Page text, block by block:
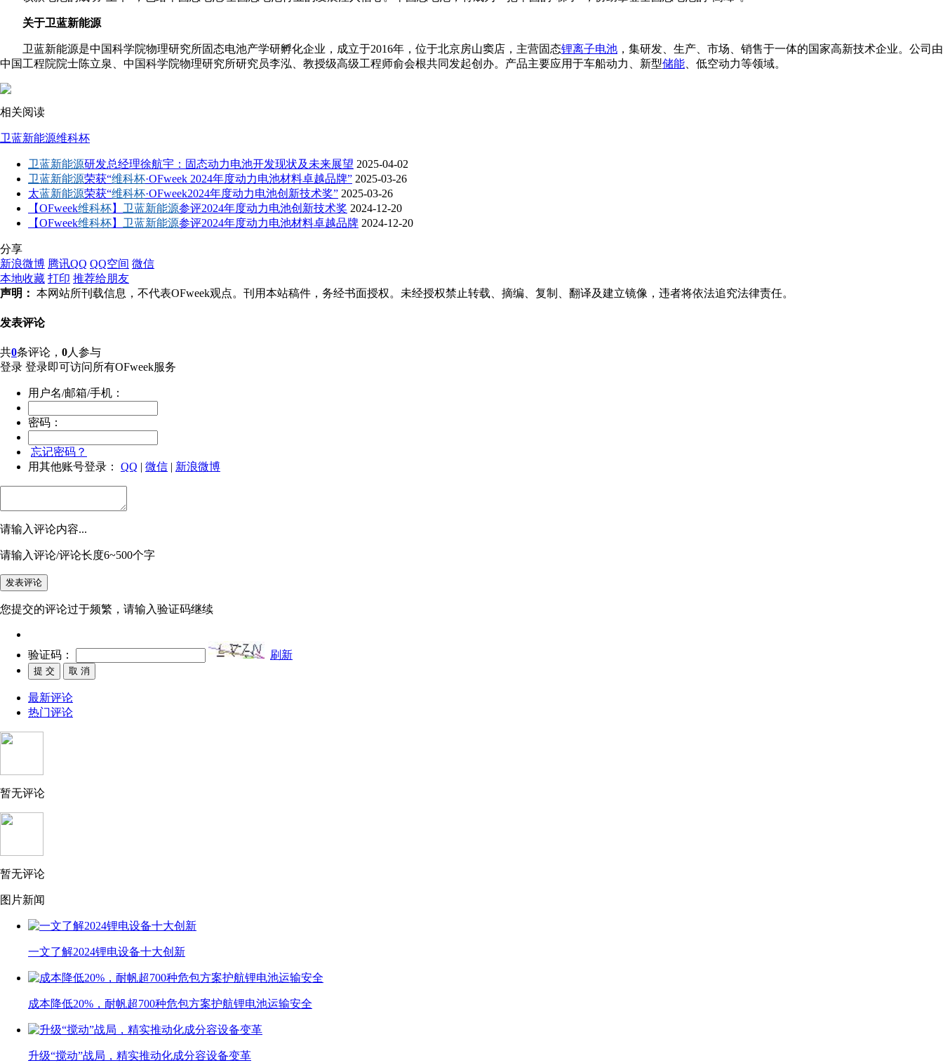
关于卫蓝新能源
卫蓝新能源是中国科学院物理研究所固态电池产学研孵化企业，成立于2016年，位于北京房山窦店，主营固态锂离子电池 ，集研发、生产、市场、销售于一体的国家高新技术企业。公司由
中国工程院院士陈立泉、中国科学院物理研究所研究员李泓、教授级高级工程师俞会根共同发起创办。产品主要应用于车船动力、新型储能 、低空动力等领域。
相关阅读
卫蓝新能源维科杯
卫蓝新能源研发总经理徐航宇：固态动力电池开发现状及未来展望 2025-04-02
卫蓝新能源荣获“维科杯·OFweek 2024年度动力电池材料卓越品牌” 2025-03-26
太蓝新能源荣获“维科杯·OFweek2024年度动力电池创新技术奖” 2025-03-26
【OFweek维科杯】 卫蓝新能源参评2024年度动力电池创新技术奖 2024-12-20
【OFweek维科杯】 卫蓝新能源参评2024年度动力电池材料卓越品牌 2024-12-20
分享
新浪微博 腾讯QQ QQ空间 微信
本地收藏 打印 推荐给朋友
声明： 本网站所刊载信息，不代表OFweek观点。刊用本站稿件，务经书面授权。未经授权禁止转载、摘编、复制、翻译及建立镜像，违者将依法追究法律责任。
发表评论
共0条评论， 0人参与
登录 登录即可访问所有OFweek服务
用户名/邮箱/手机：
密码：
忘记密码？
用其他账号登录： QQ | 微信 | 新浪微博
请输入评论内容...
请输入评论/评论长度6~500个字
您提交的评论过于频繁，请输入验证码继续
验证码： 刷新
最新评论
热门评论
暂无评论
暂无评论
图片新闻
一文了解2024锂电设备十大创新
成本降低20%，耐帆超700种危包方案护航锂电池运输安全
升级“搅动”战局，精实推动化成分容设备变革